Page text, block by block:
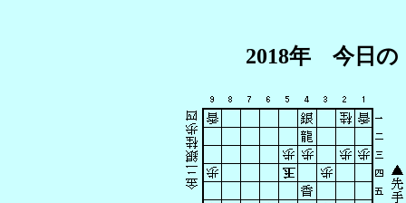
2018年 今日の